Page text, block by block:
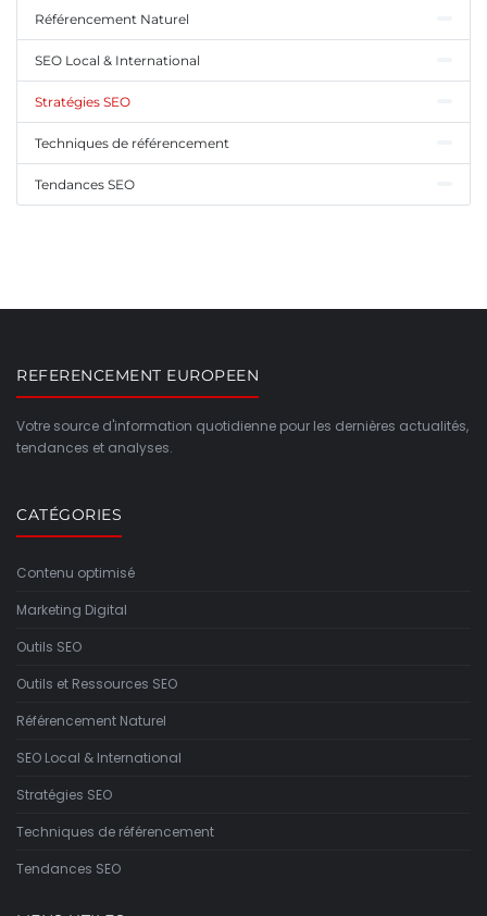
Référencement Naturel
SEO Local & International
Stratégies SEO
Techniques de référencement
Tendances SEO
REFERENCEMENT EUROPEEN
Votre source d'information quotidienne pour les dernières actualités,
tendances et analyses.
CATÉGORIES
Contenu optimisé
Marketing Digital
Outils SEO
Outils et Ressources SEO
Référencement Naturel
SEO Local & International
Stratégies SEO
Techniques de référencement
Tendances SEO